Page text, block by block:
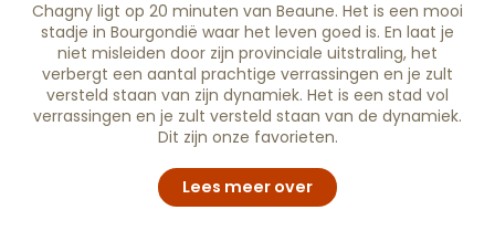
Chagny ligt op 20 minuten van Beaune. Het is een mooi
stadje in Bourgondië waar het leven goed is. En laat je
niet misleiden door zijn provinciale uitstraling, het
verbergt een aantal prachtige verrassingen en je zult
versteld staan van zijn dynamiek. Het is een stad vol
verrassingen en je zult versteld staan van de dynamiek.
Dit zijn onze favorieten.
Lees meer over